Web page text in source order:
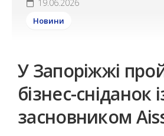
19.06.2026
Новини
У Запоріжжі
бізнес-сніданок
засновником